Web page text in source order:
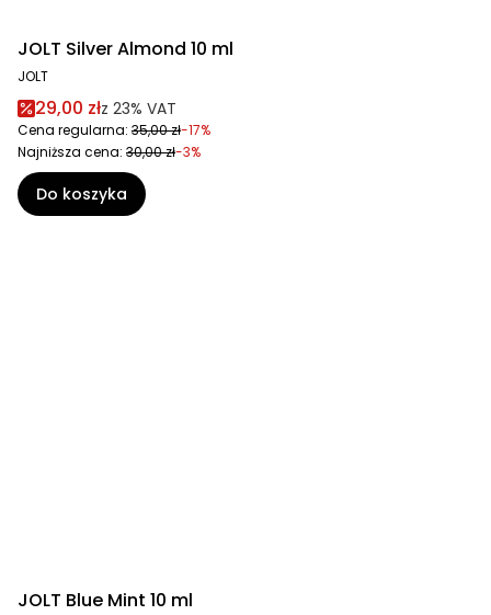
JOLT Silver Almond 10 ml
JOLT
29,00 złz 23% VAT
Cena regularna: 35,00 zł-17%
Najniższa cena: 30,00 zł-3%
Do koszyka
JOLT Blue Mint 10 ml